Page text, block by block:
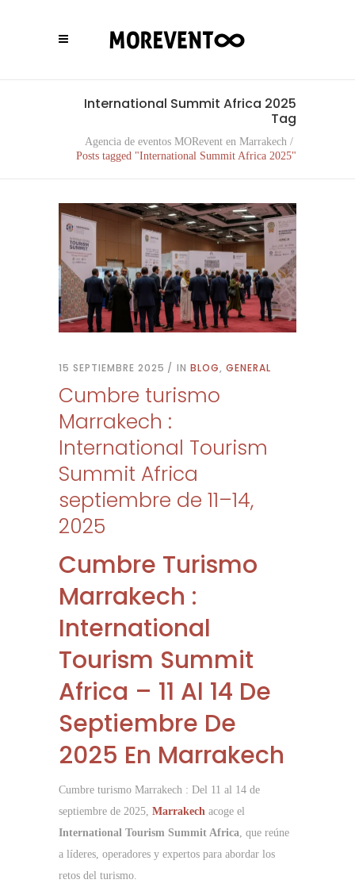
International Summit Africa 2025
Tag
Agencia de eventos MORevent en Marrakech /
Posts tagged "International Summit Africa 2025"
15 SEPTIEMBRE 2025 IN BLOG, GENERAL
Cumbre turismo
Marrakech :
International Tourism
Summit Africa
septiembre de 11–14,
2025
Cumbre Turismo
Marrakech :
International
Tourism Summit
Africa – 11 Al 14 De
Septiembre De
2025 En Marrakech
Cumbre turismo Marrakech : Del 11 al 14 de
septiembre de 2025, Marrakech acoge el
International Tourism Summit Africa, que reúne
a líderes, operadores y expertos para abordar los
retos del turismo.